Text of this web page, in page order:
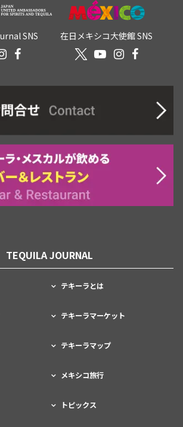
SNS 在日メキシコ大使館 SNS
TEQUILA JOURNAL
テキーラとは
テキーラマーケット
テキーラマップ
メキシコ旅行
トピックス